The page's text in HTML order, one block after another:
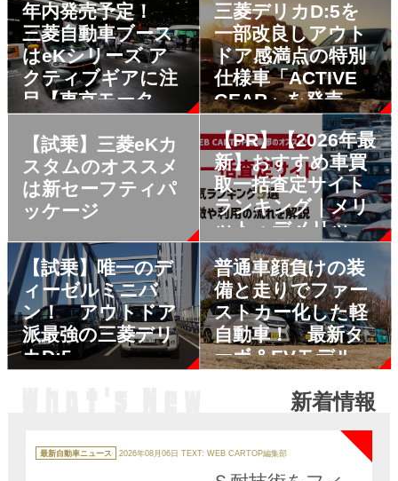
年内発売予定！
三菱自動車ブース
はeKシリーズ ア
クティブギアに注
目【東京モーター
三菱デリカD:5を
一部改良しアウト
ドア感満点の特別
仕様車「ACTIVE
GEAR」を発売
【試乗】三菱eKカ
スタムのオススメ
は新セーフティパ
ッケージ
【PR】【2026年最
新】おすすめ車買
取一括査定サイト
ランキング｜メリ
ット・デメリット
も解説
【試乗】唯一のデ
ィーゼルミニバ
ン！ アウトドア
派最強の三菱デリ
カD:5
普通車顔負けの装
備と走りでファー
ストカー化した軽
自動車！ 最新タ
ーボ＆EVモデル６
新着情報
テ
ゴ
最新自動車ニュース 2026年08月06日 TEXT: WEB CARTOP編集部
NEW